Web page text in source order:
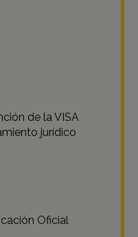
de la VISA
jurídico
Oficial